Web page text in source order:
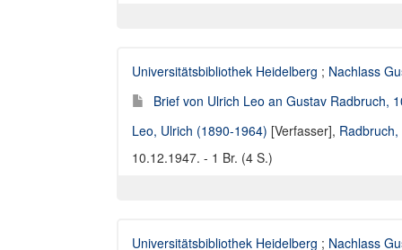
Universitätsbibliothek Heidelberg ; Nachlass
Brief von Ulrich Leo an Gustav Radbruch,
Leo, Ulrich (1890-1964) [Verfasser],
10.12.1947. - 1 Br. (4 S.)
Universitätsbibliothek Heidelberg ; Nachlass